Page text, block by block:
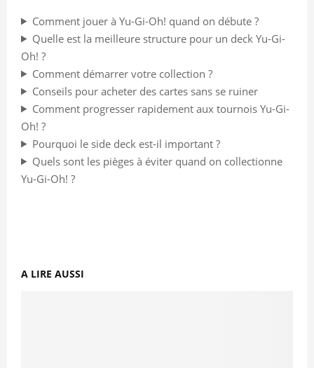
Comment jouer à Yu-Gi-Oh! quand on débute ?
Quelle est la meilleure structure pour un deck Yu-Gi-
Oh! ?
Comment démarrer votre collection ?
Conseils pour acheter des cartes sans se ruiner
Comment progresser rapidement aux tournois Yu-Gi-
Oh! ?
Pourquoi le side deck est-il important ?
Quels sont les pièges à éviter quand on collectionne
Yu-Gi-Oh! ?
A LIRE AUSSI